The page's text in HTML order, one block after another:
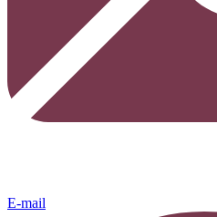
E-mail